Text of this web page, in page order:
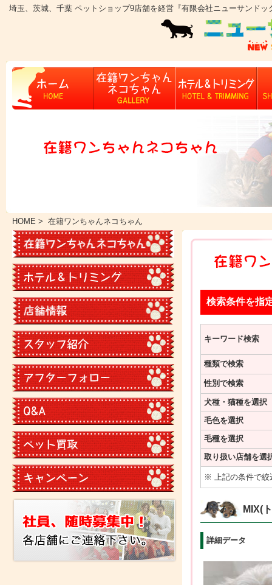
埼玉、茨城、千葉 ペットショップ9店舗を経営『有限会社ニューサンドッ
HOME > 在籍ワンちゃんネコちゃん
検索条件を指
キーワード検索
種類で検索
性別で検索
犬種・猫種を選択
毛色を選択
毛種を選択
取り扱い店舗を選
※ 上記の条件で
MIX(
詳細データ